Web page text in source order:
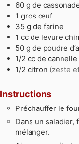
60 g de cassonade
1 gros œuf
35 g de farine
1 cc de levure
50 g de poudre
1/2 cc de
1/2 citron (zeste
Instructions
Préchauffer le
Dans un
mélanger.